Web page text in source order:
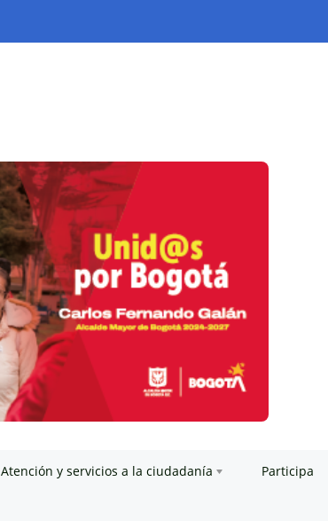
Atención y servicios a la ciudadanía Participa